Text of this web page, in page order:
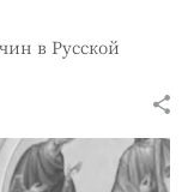
в Русской